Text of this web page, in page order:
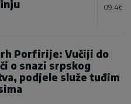
09:46
Porfirije: Vučiji do
o snazi srpskog
podjele služe tuđim